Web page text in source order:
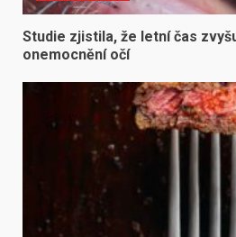
Studie zjistila, že letní čas
onemocnění očí